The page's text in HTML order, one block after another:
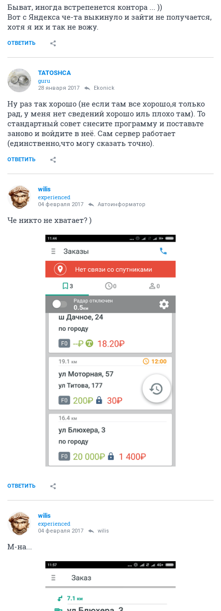
Быват, иногда встрепенется контора ... ))
Вот с Яндекса че-та выкинуло и зайти не получается,
хотя я их и так не вожу.
ОТВЕТИТЬ
TATOSHCA
guru
28 января 2017 Ekonick
Ну раз так хорошо (не если там все хорошо,я только
рад, у меня нет сведений хорошо иль плохо там). То
стандартный совет снесите программу и поставьте
заново и войдите в неё. Сам сервер работает
(единственно,что могу сказать точно).
ОТВЕТИТЬ
wilis
experienced
04 февраля 2017 Автоинформатор
Че никто не хватает? )
ОТВЕТИТЬ
wilis
experienced
04 февраля 2017 wilis
М-на...